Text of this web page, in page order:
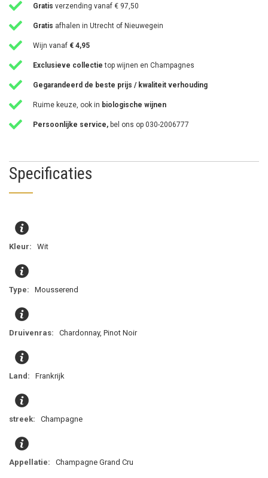
Gratis verzending vanaf € 97,50
Gratis afhalen in Utrecht of Nieuwegein
Wijn vanaf € 4,95
Exclusieve collectie top wijnen en Champagnes
Gegarandeerd de beste prijs / kwaliteit verhouding
Ruime keuze, ook in biologische wijnen
Persoonlijke service, bel ons op 030-2006777
Specificaties
Wit
Mousserend
Chardonnay, Pinot Noir
Frankrijk
Champagne
Champagne Grand Cru